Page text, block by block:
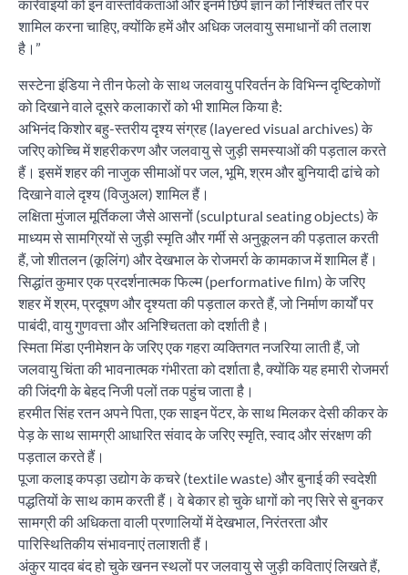
कार्रवाइयों को इन वास्तविकताओं और इनमें छिपे ज्ञान को निश्चित तौर पर
शामिल करना चाहिए, क्योंकि हमें और अधिक जलवायु समाधानों की तलाश
है।”
सस्टेना इंडिया ने तीन फेलो के साथ जलवायु परिवर्तन के विभिन्न दृष्टिकोणों
को दिखाने वाले दूसरे कलाकारों को भी शामिल किया है:
अभिनंद किशोर बहु-स्तरीय दृश्य संग्रह (layered visual archives) के
जरिए कोच्चि में शहरीकरण और जलवायु से जुड़ी समस्याओं की पड़ताल करते
हैं। इसमें शहर की नाजुक सीमाओं पर जल, भूमि, श्रम और बुनियादी ढांचे को
दिखाने वाले दृश्य (विजुअल) शामिल हैं।
लक्षिता मुंजाल मूर्तिकला जैसे आसनों (sculptural seating objects) के
माध्यम से सामग्रियों से जुड़ी स्मृति और गर्मी से अनुकूलन की पड़ताल करती
हैं, जो शीतलन (कूलिंग) और देखभाल के रोजमर्रा के कामकाज में शामिल हैं।
सिद्धांत कुमार एक प्रदर्शनात्मक फिल्म (performative film) के जरिए
शहर में श्रम, प्रदूषण और दृश्यता की पड़ताल करते हैं, जो निर्माण कार्यों पर
पाबंदी, वायु गुणवत्ता और अनिश्चितता को दर्शाती है।
स्मिता मिंडा एनीमेशन के जरिए एक गहरा व्यक्तिगत नजरिया लाती हैं, जो
जलवायु चिंता की भावनात्मक गंभीरता को दर्शाता है, क्योंकि यह हमारी रोजमर्रा
की जिंदगी के बेहद निजी पलों तक पहुंच जाता है।
हरमीत सिंह रतन अपने पिता, एक साइन पेंटर, के साथ मिलकर देसी कीकर के
पेड़ के साथ सामग्री आधारित संवाद के जरिए स्मृति, स्वाद और संरक्षण की
पड़ताल करते हैं।
पूजा कलाइ कपड़ा उद्योग के कचरे (textile waste) और बुनाई की स्वदेशी
पद्धतियों के साथ काम करती हैं। वे बेकार हो चुके धागों को नए सिरे से बुनकर
सामग्री की अधिकता वाली प्रणालियों में देखभाल, निरंतरता और
पारिस्थितिकीय संभावनाएं तलाशती हैं।
अंकुर यादव बंद हो चुके खनन स्थलों पर जलवायु से जुड़ी कविताएं लिखते हैं,